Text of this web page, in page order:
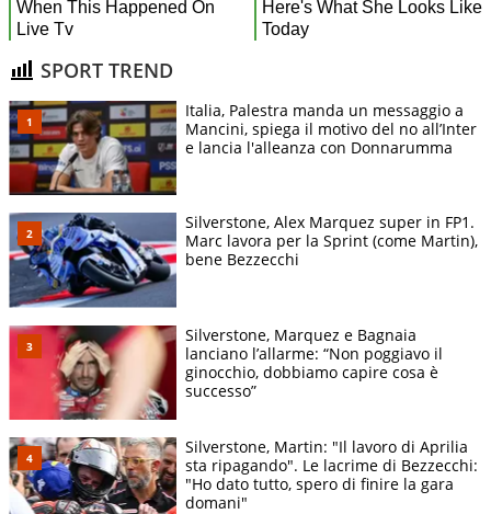
SPORT TREND
Italia, Palestra manda un messaggio a
Mancini, spiega il motivo del no all’Inter
e lancia l'alleanza con Donnarumma
Silverstone, Alex Marquez super in FP1.
Marc lavora per la Sprint (come Martin),
bene Bezzecchi
Silverstone, Marquez e Bagnaia
lanciano l’allarme: “Non poggiavo il
ginocchio, dobbiamo capire cosa è
successo”
Silverstone, Martin: "Il lavoro di Aprilia
sta ripagando". Le lacrime di Bezzecchi:
"Ho dato tutto, spero di finire la gara
domani"